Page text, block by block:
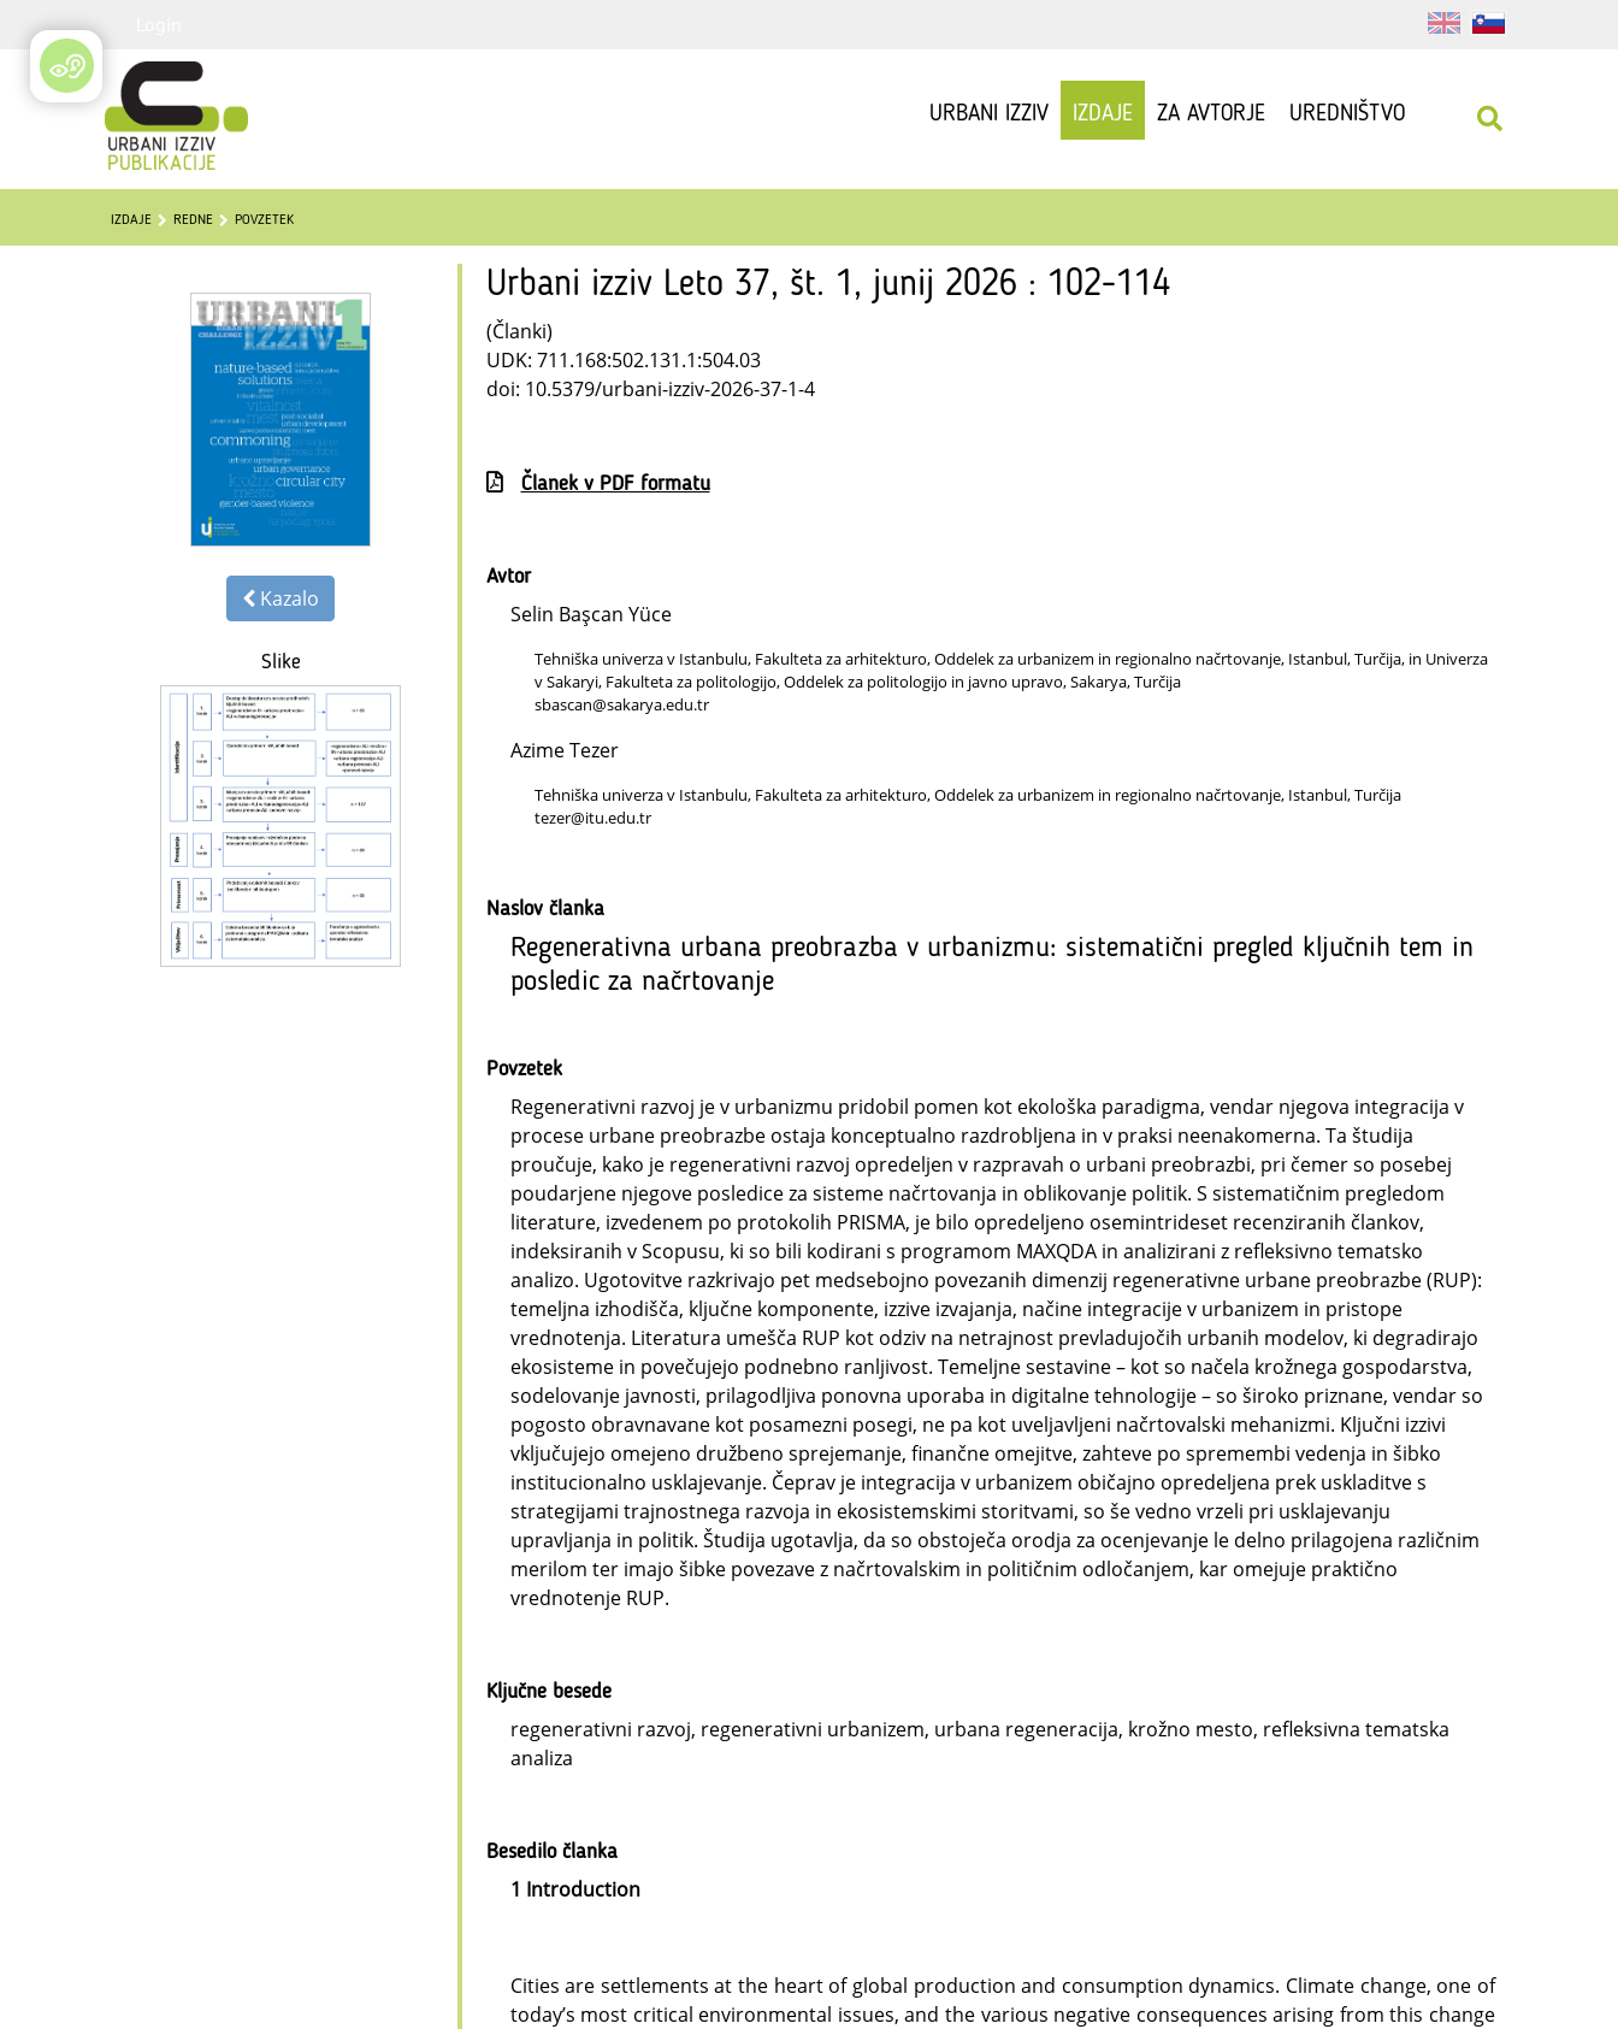
URBANI IZZIV IZDAJE ZA AVTORJE UREDNIŠTVO
IZDAJE REDNE POVZETEK
Kazalo
Slike
Urbani izziv Leto 37, št. 1, junij 2026 : 102-114
(Članki)
UDK: 711.168:502.131.1:504.03
doi: 10.5379/urbani-izziv-2026-37-1-4
Članek v PDF formatu
Avtor
Selin Başcan Yüce
Tehniška univerza v Istanbulu, Fakulteta za arhitekturo, Oddelek za urbanizem in regionalno načrtovanje, Istanbul, Turčija, in Univerza
v Sakaryi, Fakulteta za politologijo, Oddelek za politologijo in javno upravo, Sakarya, Turčija
sbascan@sakarya.edu.tr
Azime Tezer
Tehniška univerza v Istanbulu, Fakulteta za arhitekturo, Oddelek za urbanizem in regionalno načrtovanje, Istanbul, Turčija
tezer@itu.edu.tr
Naslov članka
Regenerativna urbana preobrazba v urbanizmu: sistematični pregled ključnih tem in
posledic za načrtovanje
Povzetek
Regenerativni razvoj je v urbanizmu pridobil pomen kot ekološka paradigma, vendar njegova integracija v
procese urbane preobrazbe ostaja konceptualno razdrobljena in v praksi neenakomerna. Ta študija
proučuje, kako je regenerativni razvoj opredeljen v razpravah o urbani preobrazbi, pri čemer so posebej
poudarjene njegove posledice za sisteme načrtovanja in oblikovanje politik. S sistematičnim pregledom
literature, izvedenem po protokolih PRISMA, je bilo opredeljeno osemintrideset recenziranih člankov,
indeksiranih v Scopusu, ki so bili kodirani s programom MAXQDA in analizirani z refleksivno tematsko
analizo. Ugotovitve razkrivajo pet medsebojno povezanih dimenzij regenerativne urbane preobrazbe (RUP):
temeljna izhodišča, ključne komponente, izzive izvajanja, načine integracije v urbanizem in pristope
vrednotenja. Literatura umešča RUP kot odziv na netrajnost prevladujočih urbanih modelov, ki degradirajo
ekosisteme in povečujejo podnebno ranljivost. Temeljne sestavine – kot so načela krožnega gospodarstva,
sodelovanje javnosti, prilagodljiva ponovna uporaba in digitalne tehnologije – so široko priznane, vendar so
pogosto obravnavane kot posamezni posegi, ne pa kot uveljavljeni načrtovalski mehanizmi. Ključni izzivi
vključujejo omejeno družbeno sprejemanje, finančne omejitve, zahteve po spremembi vedenja in šibko
institucionalno usklajevanje. Čeprav je integracija v urbanizem običajno opredeljena prek uskladitve s
strategijami trajnostnega razvoja in ekosistemskimi storitvami, so še vedno vrzeli pri usklajevanju
upravljanja in politik. Študija ugotavlja, da so obstoječa orodja za ocenjevanje le delno prilagojena različnim
merilom ter imajo šibke povezave z načrtovalskim in političnim odločanjem, kar omejuje praktično
vrednotenje RUP.
Ključne besede
regenerativni razvoj, regenerativni urbanizem, urbana regeneracija, krožno mesto, refleksivna tematska
analiza
Besedilo članka
1 Introduction
Cities are settlements at the heart of global production and consumption dynamics. Climate change, one of
today’s most critical environmental issues, and the various negative consequences arising from this change